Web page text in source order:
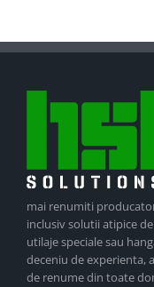
mai renumiti
inclusiv solutii atipice
utilaje speciale sau
deceniu de experienta,
de renume din toate